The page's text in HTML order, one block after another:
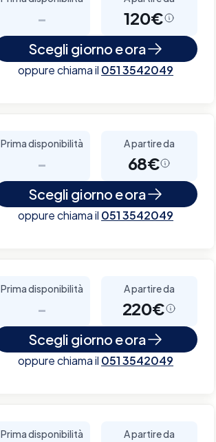
- 120€
Scegli giorno e ora
oppure chiama il 051 3542049
Prima disponibilità
-
A partire da
68€
Scegli giorno e ora
oppure chiama il 051 3542049
Prima disponibilità
-
A partire da
220€
Scegli giorno e ora
oppure chiama il 051 3542049
Prima disponibilità A partire da